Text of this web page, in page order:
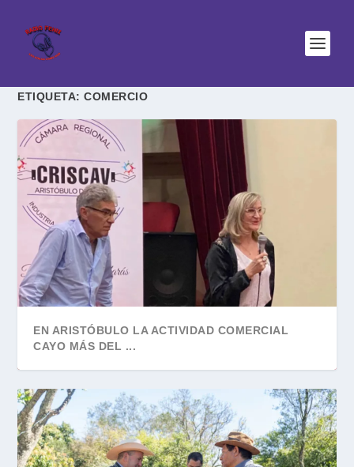
ETIQUETA:COMERCIO
EN ARISTÓBULO LA ACTIVIDAD COMERCIAL
CAYO MÁS DEL ...